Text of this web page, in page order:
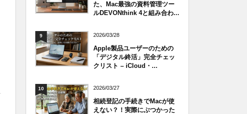
た、Mac最強の資料管理ツー
ルDEVONthink 4と組み合わ...
9 2026/03/28
Apple製品ユーザーのための
「デジタル終活」完全チェッ
クリスト – iCloud・...
10 2026/03/27
相続登記の手続きでMacが使
えない？！実際にぶつかった